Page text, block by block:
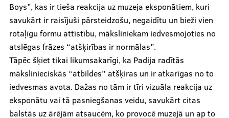
Boys”, kas ir tieša reakcija uz muzeja eksponātiem, kuri
savukārt ir raisījuši pārsteidzošu, negaidītu un bieži vien
rotaļīgu formu attīstību, māksliniekam iedvesmojoties no
atslēgas frāzes “atšķirības ir normālas”.
Tāpēc šķiet tikai likumsakarīgi, ka Padija radītās
mākslinieciskās “atbildes” atšķiras un ir atkarīgas no to
iedvesmas avota. Dažas no tām ir tīri vizuāla reakcija uz
eksponātu vai tā pasniegšanas veidu, savukārt citas
balstās uz ārējām atsaucēm, ko provocē muzejā un ap to